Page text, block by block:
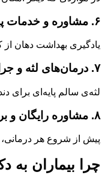
۶. مشاوره و خدمات پیشگیرانه برای کودکان
یادگیری بهداشت دهان
۷. درمان‌های لثه و جراحی‌های محدود دهان
لثه‌ی سالم پایه‌ای برای
۸. مشاوره رایگان و بررسی تخصصی
پیش از شروع هر
چرا بیماران به